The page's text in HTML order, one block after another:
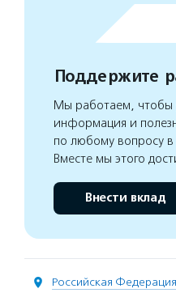
Поддержите
Мы работаем, чтобы
информация и
по любому вопросу в
Вместе мы этого
Внести вклад
Российская Федерация